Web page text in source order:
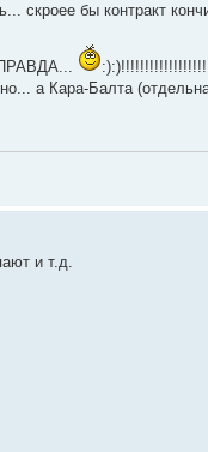
скроее бы контракт
а Кара-Балта
и т.д.